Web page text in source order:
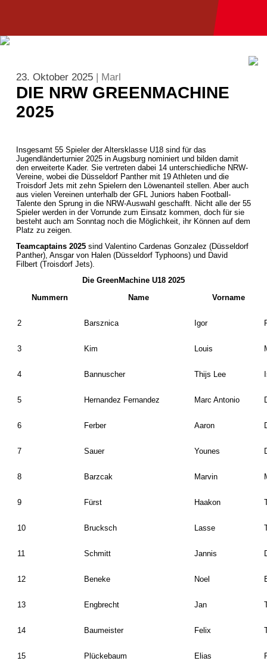
23. Oktober 2025 | Marl
DIE NRW GREENMACHINE
2025
Insgesamt 55 Spieler der Altersklasse U18 sind für das
Jugendländerturnier 2025 in Augsburg nominiert und bilden damit
den erweiterte Kader. Sie vertreten dabei 14 unterschiedliche NRW-
Vereine, wobei die Düsseldorf Panther mit 19 Athleten und die
Troisdorf Jets mit zehn Spielern den Löwenanteil stellen. Aber auch
aus vielen Vereinen unterhalb der GFL Juniors haben Football-
Talente den Sprung in die NRW-Auswahl geschafft. Nicht alle der 55
Spieler werden in der Vorrunde zum Einsatz kommen, doch für sie
besteht auch am Sonntag noch die Möglichkeit, ihr Können auf dem
Platz zu zeigen.
Teamcaptains 2025sind Valentino Cardenas Gonzalez (Düsseldorf
Panther), Ansgar von Halen (Düsseldorf Typhoons) und David
Filbert (Troisdorf Jets).
Die GreenMachine U18 2025
Nummern
Name Vorname
2 Barsznica Igor
3 Kim Louis
4 Bannuscher Thijs Lee
5 Hernandez Fernandez Marc Antonio
6 Ferber Aaron
7 Sauer Younes
8 Barzcak Marvin
9 Fürst Haakon
10 Brucksch Lasse
11 Schmitt Jannis
12 Beneke Noel
13 Engbrecht Jan
14 Baumeister Felix
15 Plückebaum Elias